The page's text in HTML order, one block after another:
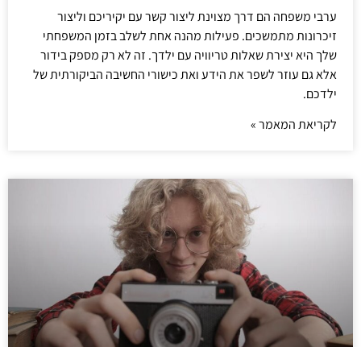
ערבי משפחה הם דרך מצוינת ליצור קשר עם יקיריכם וליצור
זיכרונות מתמשכים. פעילות מהנה אחת לשלב בזמן המשפחתי
שלך היא יצירת שאלות טריוויה עם ילדך. זה לא רק מספק בידור
אלא גם עוזר לשפר את הידע ואת כישורי החשיבה הביקורתית של
ילדכם.
לקריאת המאמר »